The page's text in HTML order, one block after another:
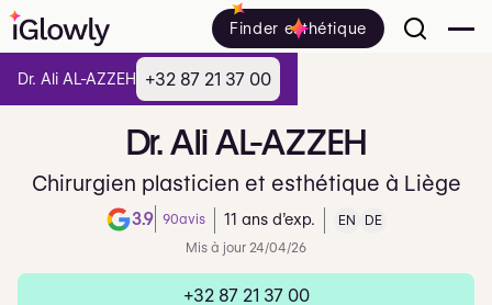
Finder esthétique
Dr.AliAL-AZZEH
Chirurgien plasticien et esthétique à Liège
3.9 90avis
Note de 3.9 sur 5 sur Google
11 ans d’exp. EN
DE
Mis à jour 24/04/26
+32 87 21 37 00
Dr. Ali AL-AZZEH +32 87 21 37 00